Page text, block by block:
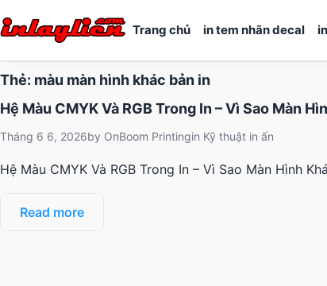
Trang chủ in tem nhãn decal
Thẻ: màu màn hình khác bản in
Hệ Màu CMYK Và RGB Trong In – Vì Sao Màn
Tháng 6 6, 2026by OnBoom Printingin Kỹ thuật in ấn
Hệ Màu CMYK Và RGB Trong In – Vì Sao Màn Hình
Read more